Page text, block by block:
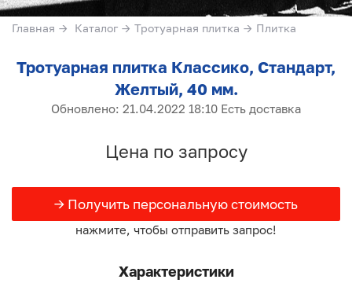
Главная → Каталог → Тротуарная плитка → Плитка
Тротуарная плитка Классико, Стандарт,
Желтый, 40 мм.
Обновлено: 21.04.2022 18:10 Есть доставка
Цена по запросу
→ Получить персональную стоимость
нажмите, чтобы отправить запрос!
Характеристики